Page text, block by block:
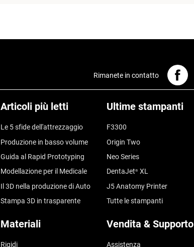
Articoli più letti
Le 5 sfide dell'attrezzaggio
Produzione in basso volume
Guida al Rapid Prototyping
Modellazione per il Medicale
Il 3D nella produzione di Auto
Stampa 3D in trasparente
Ultime stampanti
F3300
Origin Two
Neo Series
DentaJet® XL
J5 Anatomy Printer
Tutte le stampanti
Materiali
Rigidi
Vendita & Supporto
Assistenza
Rimanete in contatto